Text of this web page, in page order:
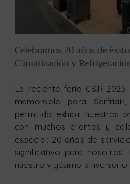
Celebramos 20 años de
Climatización y
La reciente feria C&R
memorable para
permitido exhibir nuestros
con muchos clientes y
especial: 20 años de
significativo para
nuestro vigésimo aniversario.